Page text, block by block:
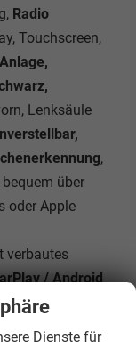
Radio
Touchscreen,
Lenksäule
,
bequem über
oder Apple
verbautes
/ Android
kompatible
Dienste für